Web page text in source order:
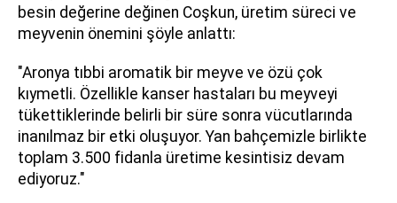
besin değerine değinen Coşkun, üretim süreci ve
meyvenin önemini şöyle anlattı:
"Aronya tıbbi aromatik bir meyve ve özü çok
kıymetli. Özellikle kanser hastaları bu meyveyi
tükettiklerinde belirli bir süre sonra vücutlarında
inanılmaz bir etki oluşuyor. Yan bahçemizle birlikte
toplam 3.500 fidanla üretime kesintisiz devam
ediyoruz."